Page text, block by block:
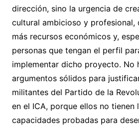
dirección, sino la urgencia de
cultural ambicioso y profesional,
más recursos económicos y,
personas que tengan el perfil
implementar dicho proyecto. No
argumentos sólidos para
militantes del Partido de la
en el ICA, porque ellos no tienen
capacidades probadas para